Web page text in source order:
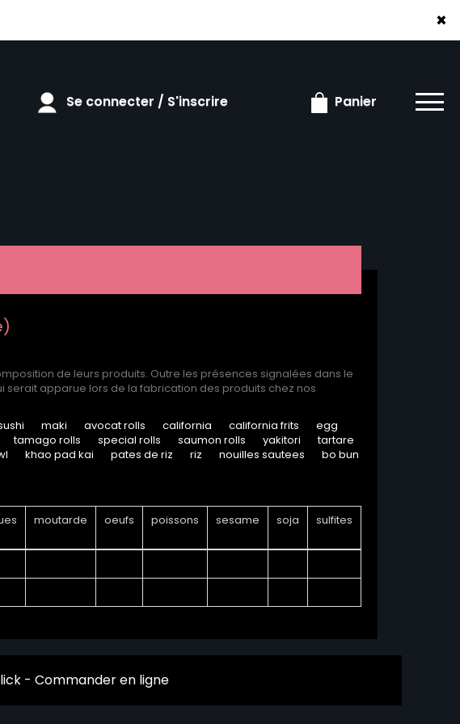
×
Se connecter / S'inscrire Panier
×
de leurs produits. Outre les présences signalées dans le
apparue lors de la fabrication des produits chez nos
maki avocat rolls california california frits
egg
tamago rolls special rolls saumon rolls yakitori
tartare
khao pad kai pates de riz riz nouilles sautees
bo bun
moutarde oeufs poissons sesame soja sulfites
- Commander en ligne